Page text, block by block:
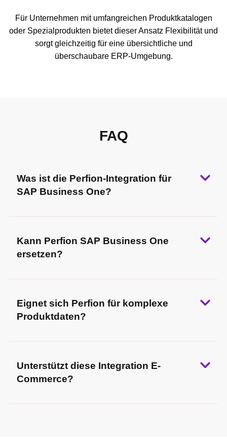
Für Unternehmen mit umfangreichen Produktkatalogen
oder Spezialprodukten bietet dieser Ansatz Flexibilität und
sorgt gleichzeitig für eine übersichtliche und
überschaubare ERP-Umgebung.
FAQ
Was ist die Perfion-Integration für
SAP Business One?
Kann Perfion SAP Business One
ersetzen?
Eignet sich Perfion für komplexe
Produktdaten?
Unterstützt diese Integration E-
Commerce?